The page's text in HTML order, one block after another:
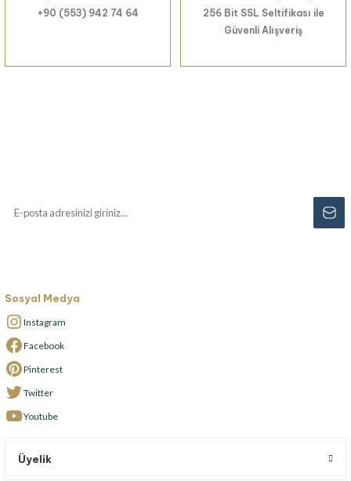
+90 (553) 942 74 64
256 Bit SSL Seltifikası ile
Güvenli Alışveriş
Sosyal Medya
Instagram
Facebook
Pinterest
Twitter
Youtube
Üyelik